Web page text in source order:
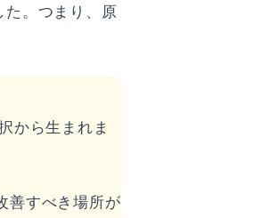
た。つまり、原
から生まれま
善すべき場所が